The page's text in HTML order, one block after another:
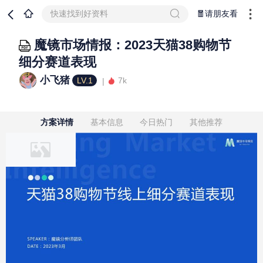
快速找到好资料 🧧请朋友看
魔镜市场情报：2023天猫38购物节
细分赛道表现
小飞猪 LV.1 7k
方案详情 基本信息 今日热门 其他推荐